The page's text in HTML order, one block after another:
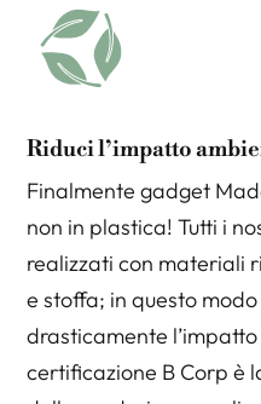
Riduci l’impatto
Finalmente gadget
non in plastica! Tutti i
realizzati con materiali
e stoffa; in questo
drasticamente
certificazione B Corp è